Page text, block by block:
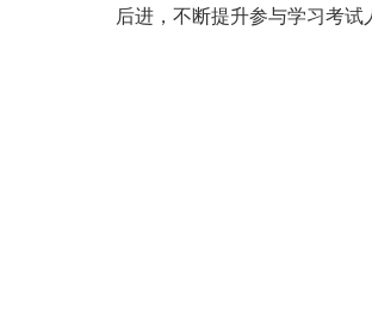
后进，不断提升参与学习考试